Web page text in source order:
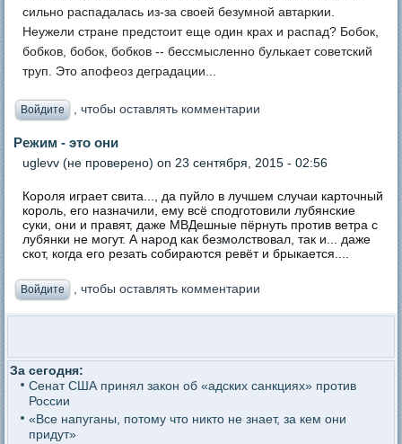
сильно распадалась из-за своей безумной автаркии.
Неужели стране предстоит еще один крах и распад? Бобок,
бобков, бобок, бобков -- бессмысленно булькает советский
труп. Это апофеоз деградации...
Войдите , чтобы оставлять комментарии
Режим - это они
uglevv (не проверено) on 23 сентября, 2015 - 02:56
Короля играет свита..., да пуйло в лучшем случаи карточный
король, его назначили, ему всё сподготовили лубянские
суки, они и правят, даже МВДешные пёрнуть против ветра с
лубянки не могут. А народ как безмолствовал, так и... даже
скот, когда его резать собираются ревёт и брыкается....
Войдите , чтобы оставлять комментарии
За сегодня:
Сенат США принял закон об «адских санкциях» против
России
«Все напуганы, потому что никто не знает, за кем они
придут»